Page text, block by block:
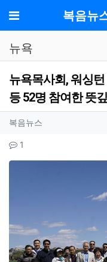
메뉴 복음뉴
뉴욕
뉴욕목사회, 워싱
등 52명 참여한 뜻
작성자 정보
복음뉴스
컨텐츠 정보
1
본문